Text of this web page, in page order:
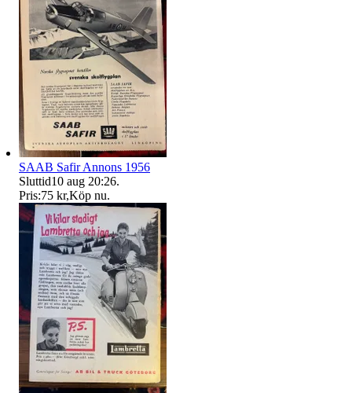
SAAB Safir Annons 1956
Sluttid10 aug 20:26.
Pris:75 kr,Köp nu.